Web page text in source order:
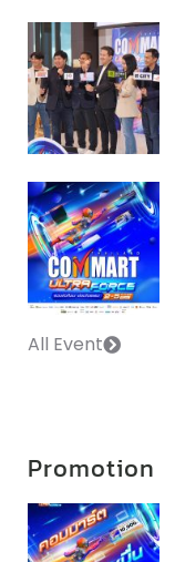
All Event
Promotion